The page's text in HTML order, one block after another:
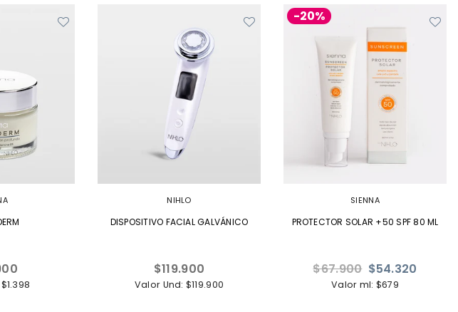
NIHLO
DISPOSITIVO FACIAL GALVÁNICO
Precio
habitual
$119.900
Valor Und: $119.900
-20%
SIENNA
PROTECTOR SOLAR +50 SPF 80 ML
Precio
habitual
$67.900 $54.320
Valor ml: $679